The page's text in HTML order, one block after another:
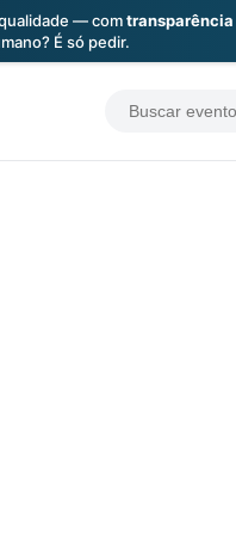
— comtransparência
É só pedir.
Search